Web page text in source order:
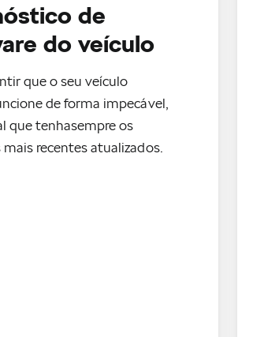
de
do veículo
que o seu veículo
de forma impecável,
que tenhasempre os
recentes atualizados.